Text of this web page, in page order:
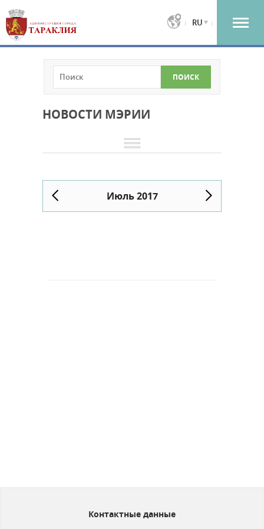
RU
НОВОСТИ МЭРИИ
Июль 2017
Контактные данные